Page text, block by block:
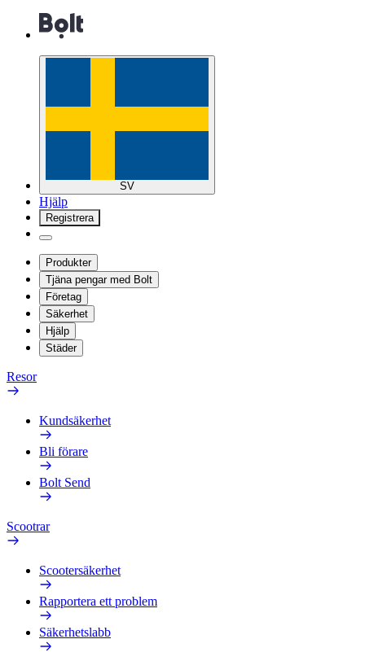
SV
Hjälp
Registrera
Produkter
Tjäna pengar med Bolt
Företag
Säkerhet
Hjälp
Städer
Resor
Kundsäkerhet
Bli förare
Bolt Send
Scootrar
Scootersäkerhet
Rapportera ett problem
Säkerhetslabb